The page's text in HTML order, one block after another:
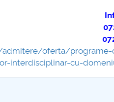
oferta/
interdisciplinar-cu-